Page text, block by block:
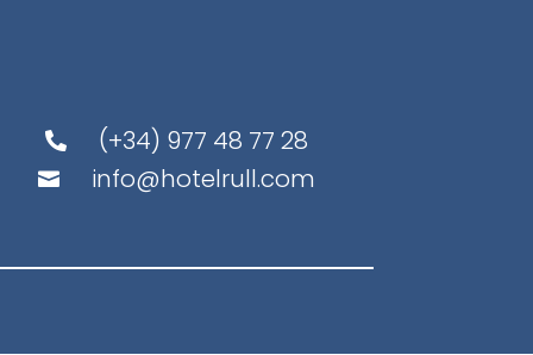
 (+34) 977 48 77 28
 info@hotelrull.com